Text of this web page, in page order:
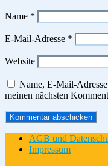
Name *
E-Mail-Adresse *
Website
Name, E-Mail-
meinen nächsten
AGB und
Impressum